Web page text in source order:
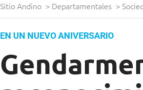
Sitio Andino > Departamentales >
EN UN NUEVO ANIVERSARIO